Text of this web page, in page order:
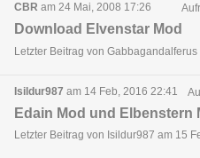
CBR am 24 Mai, 2008 17:26
Download Elvenstar Mod
Letzter Beitrag von
Isildur987 am 14 Feb, 2016 22:41
Edain Mod und Elbenstern
Letzter Beitrag von Isildur987 am 15